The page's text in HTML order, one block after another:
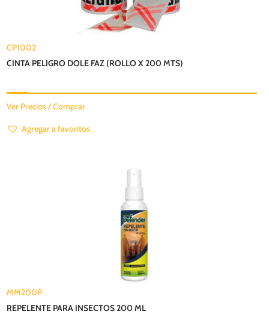
CP1002
CINTA PELIGRO DOLE FAZ (ROLLO X 200 MTS)
Ver Precios / Comprar
Agregar a favoritos
MM200P
REPELENTE PARA INSECTOS 200 ML